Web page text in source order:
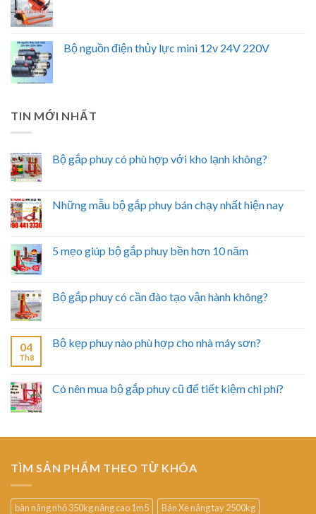
Bộ nguồn điện thủy lực mini 12v 24V 220V
TIN MỚI NHẤT
Bộ gắp phuy có phù hợp với kho lạnh không?
Những mẫu bộ gắp phuy bán chạy nhất hiện nay
5 mẹo giúp bộ gắp phuy bền hơn 10 năm
Bộ gắp phuy có cần đào tạo vận hành không?
04
Th8
Bộ kẹp phuy nào phù hợp cho nhà máy sơn?
Có nên mua bộ gắp phuy cũ để tiết kiệm chi phí?
TÌM SẢN PHẨM THEO TỪ KHÓA
bàn nâng nhỏ 350kg nâng cao 1m5
Bán Xe nâng tay 2500kg